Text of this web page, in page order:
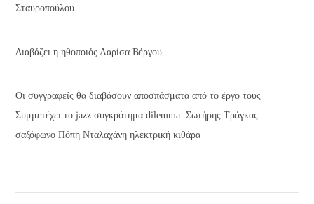
Σταυροπούλου.
Διαβάζει η ηθοποιός Λαρίσα Βέργου
Οι συγγραφείς θα διαβάσουν αποσπάσματα από το έργο τους
Συμμετέχει το jazz συγκρότημα dilemma:Σωτήρης Τράγκας
σαξόφωνο Πόπη Νταλαχάνη ηλεκτρική κιθάρα